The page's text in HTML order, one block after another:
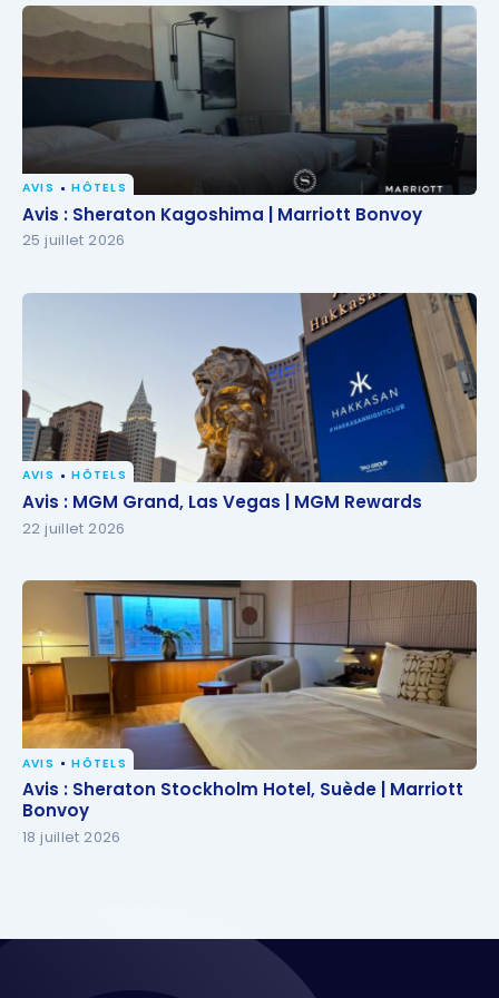
Avis : Sheraton Kagoshima | Marriott Bonvoy
AVIS HÔTELS
Avis : Sheraton Kagoshima | Marriott Bonvoy
25 juillet 2026
Avis : MGM Grand, Las Vegas | MGM Rewards
AVIS HÔTELS
Avis : MGM Grand, Las Vegas | MGM Rewards
22 juillet 2026
Avis : Sheraton Stockholm Hotel, Suède | Marriott
Bonvoy
AVIS HÔTELS
Avis : Sheraton Stockholm Hotel, Suède | Marriott
Bonvoy
18 juillet 2026